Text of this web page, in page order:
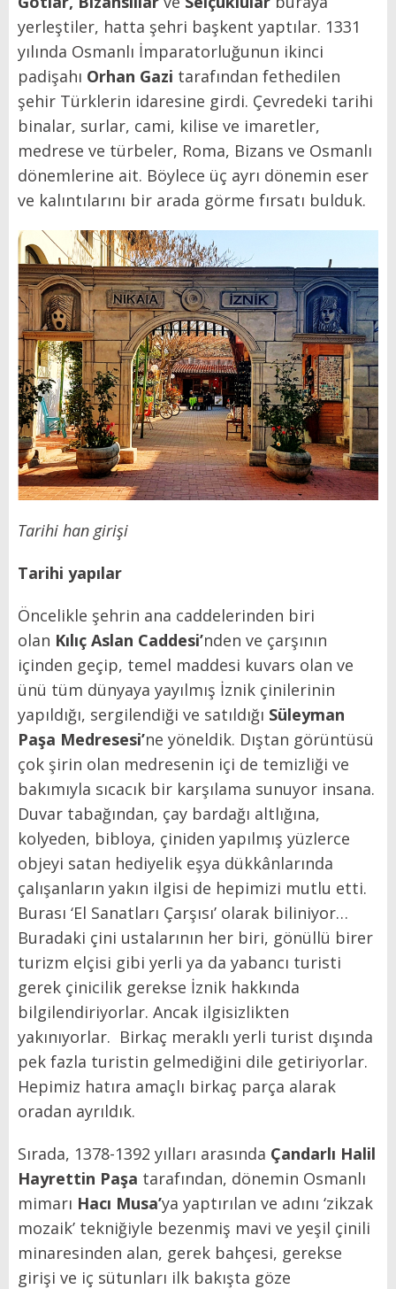
yerleştiler, hatta şehri başkent yaptılar. 1331
yılında Osmanlı İmparatorluğunun ikinci
padişahı Orhan Gazi tarafından fethedilen
şehir Türklerin idaresine girdi. Çevredeki tarihi
binalar, surlar, cami, kilise ve imaretler,
medrese ve türbeler, Roma, Bizans ve Osmanlı
dönemlerine ait. Böylece üç ayrı dönemin eser
ve kalıntılarını bir arada görme fırsatı bulduk.
Tarihi han girişi
Tarihi yapılar
Öncelikle şehrin ana caddelerinden biri
olan Kılıç Aslan Caddesi’nden ve çarşının
içinden geçip, temel maddesi kuvars olan ve
ünü tüm dünyaya yayılmış İznik çinilerinin
yapıldığı, sergilendiği ve satıldığı Süleyman
Paşa Medresesi’ne yöneldik. Dıştan görüntüsü
çok şirin olan medresenin içi de temizliği ve
bakımıyla sıcacık bir karşılama sunuyor insana.
Duvar tabağından, çay bardağı altlığına,
kolyeden, bibloya, çiniden yapılmış yüzlerce
objeyi satan hediyelik eşya dükkânlarında
çalışanların yakın ilgisi de hepimizi mutlu etti.
Burası ‘El Sanatları Çarşısı’ olarak biliniyor…
Buradaki çini ustalarının her biri, gönüllü birer
turizm elçisi gibi yerli ya da yabancı turisti
gerek çinicilik gerekse İznik hakkında
bilgilendiriyorlar. Ancak ilgisizlikten
yakınıyorlar. Birkaç meraklı yerli turist dışında
pek fazla turistin gelmediğini dile getiriyorlar.
Hepimiz hatıra amaçlı birkaç parça alarak
oradan ayrıldık.
Sırada, 1378-1392 yılları arasında Çandarlı Halil
Hayrettin Paşa tarafından, dönemin Osmanlı
mimarı Hacı Musa’ya yaptırılan ve adını ‘zikzak
mozaik’ tekniğiyle bezenmiş mavi ve yeşil çinili
minaresinden alan, gerek bahçesi, gerekse
girişi ve iç sütunları ilk bakışta göze